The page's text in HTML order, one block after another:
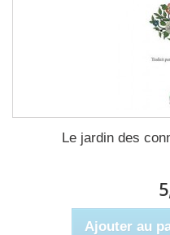
Le jardin des
Ajouter au